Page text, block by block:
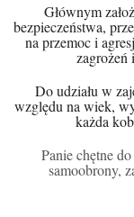
Głównym
bezpieczeństwa,
na przemoc i
zagrożeń
Do udziału w
względu na wiek,
każda
Panie chętne
samoobrony,